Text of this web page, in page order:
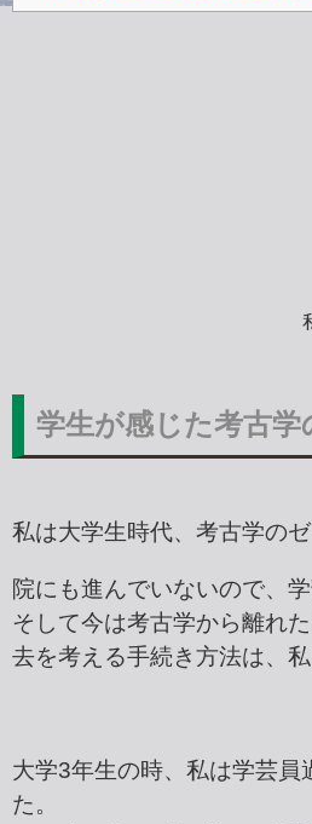
学生が感じた考古学
私は大学生時代、考古学の
院にも進んでいないので、
そして今は考古学から離れ
去を考える手続き方法は、
大学3年生の時、私は学芸
た。